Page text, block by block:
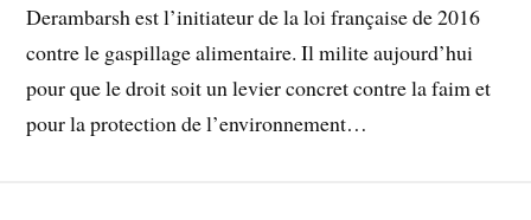
Derambarsh est l’initiateur de la loi française de 2016
contre le gaspillage alimentaire. Il milite aujourd’hui
pour que le droit soit un levier concret contre la faim et
pour la protection de l’environnement…